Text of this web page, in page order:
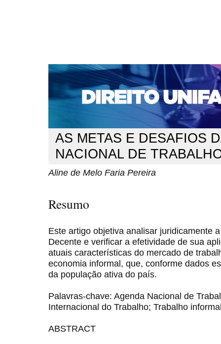
CAPA SOBRE ACESSO CADASTRO
NOTÍCIAS
EDIÇÕES DE Nº 1 A 100 WEBMAIL
Capa>n. 114 (2009) > Pereira
AS METAS E DESAFIOS
NACIONAL DE
Aline de Melo Faria Pereira
Resumo
Este artigo objetiva analisar juridicamente
Decente e verificar a efetividade de sua
atuais características do mercado de
economia informal, que, conforme dados
da população ativa do país.
Palavras-chave: Agenda Nacional de
Internacional do Trabalho; Trabalho
ABSTRACT